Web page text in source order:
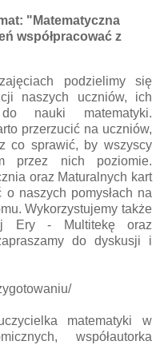
"Matematyczna
współpracować z
podzielimy się
naszych uczniów, ich
nauki matematyki.
przerzucić na uczniów,
co sprawić, by wszyscy
przez nich poziomie.
oraz Maturalnych kart
o naszych pomysłach na
Wykorzystujemy także
Ery - Multitekę oraz
do dyskusji i
matematyki w
współautorka